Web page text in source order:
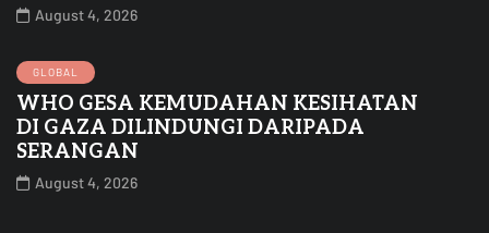
August 4, 2026
GLOBAL
WHO GESA KEMUDAHAN KESIHATAN
DI GAZA DILINDUNGI DARIPADA
SERANGAN
August 4, 2026